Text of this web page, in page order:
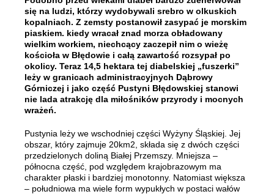
się na ludzi, którzy wydobywali srebro w olkuskich
kopalniach. Z zemsty postanowił zasypać je morskim
piaskiem. kiedy wracał znad morza obładowany
wielkim workiem, niechcący zaczepił nim o wieżę
kościoła w Błędowie i całą zawartość rozsypał po
okolicy. Teraz 14,5 hektara tej diabelskiej „fuszerki”
leży w granicach administracyjnych Dąbrowy
Górniczej i jako część Pustyni Błędowskiej stanowi
nie lada atrakcję dla miłośników przyrody i mocnych
wrażeń.
Pustynia leży we wschodniej części Wyżyny Śląskiej. Jej
obszar, który zajmuje 20km2, składa się z dwóch części
przedzielonych doliną Białej Przemszy. Mniejsza –
północna część, pod względem krajobrazowym ma
charakter płaski i bardziej monotonny. Natomiast większa
– południowa ma wiele form wypukłych w postaci wałów